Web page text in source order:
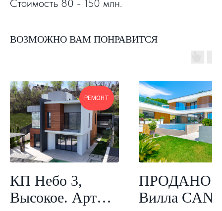
Стоимость 80 - 150 млн.
ВОЗМОЖНО ВАМ ПОНРАВИТСЯ
РЕМОНТ
КП Небо 3,
Высокое. Арт
ПРОДАНО.
Вилла